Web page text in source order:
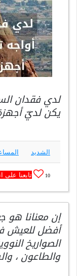
لدي فقدان
يكن لديّ
الشديد
10 تابعنا على
إن معنانا هو
أفضل للعيش
الصواريخ
والطاعون ،